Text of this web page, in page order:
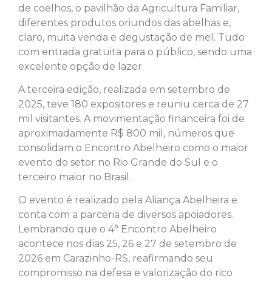
de coelhos, o pavilhão da Agricultura Familiar,
diferentes produtos oriundos das abelhas e,
claro, muita venda e degustação de mel. Tudo
com entrada gratuita para o público, sendo uma
excelente opção de lazer.
A terceira edição, realizada em setembro de
2025, teve 180 expositores e reuniu cerca de 27
mil visitantes. A movimentação financeira foi de
aproximadamente R$ 800 mil, números que
consolidam o Encontro Abelheiro como o maior
evento do setor no Rio Grande do Sul e o
terceiro maior no Brasil.
O evento é realizado pela Aliança Abelheira e
conta com a parceria de diversos apoiadores.
Lembrando que o 4° Encontro Abelheiro
acontece nos dias 25, 26 e 27 de setembro de
2026 em Carazinho-RS, reafirmando seu
compromisso na defesa e valorização do rico